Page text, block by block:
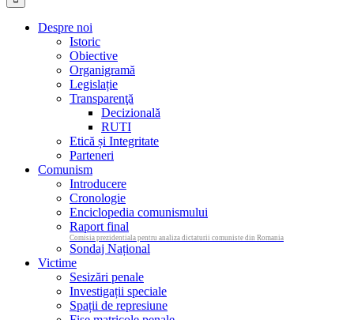
Despre noi
Istoric
Obiective
Organigramă
Legislație
Transparenţă
Decizională
RUTI
Etică și Integritate
Parteneri
Comunism
Introducere
Cronologie
Enciclopedia comunismului
Raport final
Comisia prezidentiala pentru analiza dictaturii comuniste din Romania
Sondaj Național
Victime
Sesizări penale
Investigații speciale
Spații de represiune